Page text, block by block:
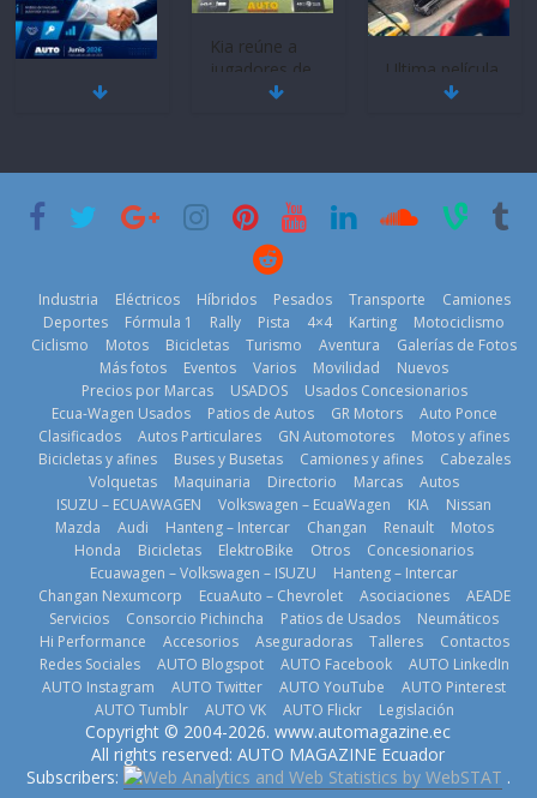
Mercado
historia
11 de julio de
BMW, Toyota,
Bosch y
prueban flota
que usa
gasolina 100%
renovable
25 de julio de
2026
Kia reúne a
jugadores de
fútbol de todo
2026
La Vuelta al
Ecuador 2026,
edición 47ª,
recorre 7
provincias en 8
días
1 de agosto de
2026
La FEDAK
recibe 12
Sinotruk
Ultima película
‘Spider‑Man:
29 de julio de
¿Qué puede
pasar con tu
vehículo si
permanece
varios días sin
usar?
3 de agosto de
2026
La FEDAK
recibe 12
Industria Eléctricos Híbridos Pesados Transporte
Camiones
Deportes
Fórmula 1 Rally Pista 4×4 Karting
Motociclismo
Ciclismo
Motos Bicicletas Turismo Aventura
Galerías de Fotos
Más fotos
Eventos Varios Movilidad
Nuevos
Precios por Marcas
USADOS
Usados Concesionarios
Ecua-Wagen Usados
Patios de Autos GR Motors
Auto Ponce
Clasificados
Autos Particulares GN Automotores
Motos y afines
Bicicletas y afines
Buses y Busetas Camiones y afines
Cabezales
Volquetas
Maquinaria Directorio Marcas
Autos
ISUZU – ECUAWAGEN
Volkswagen – EcuaWagen KIA
Nissan
Mazda
Audi Hanteng – Intercar Changan Renault
Motos
Honda
Bicicletas ElektroBike Otros
Concesionarios
Ecuawagen – Volkswagen – ISUZU
Hanteng – Intercar
Changan Nexumcorp
EcuaAuto – Chevrolet Asociaciones
AEADE
Servicios
Consorcio Pichincha Patios de Usados
Neumáticos
Hi Performance
Accesorios Aseguradoras Talleres
Contactos
Redes Sociales
AUTO Blogspot AUTO Facebook
AUTO LinkedIn
AUTO Instagram
AUTO Twitter AUTO YouTube
AUTO Pinterest
AUTO Tumblr
AUTO VK AUTO Flickr Legislación
Copyright © 2004-2026. www.automagazine.ec
All rights reserved: AUTO MAGAZINE Ecuador
Subscribers:
.